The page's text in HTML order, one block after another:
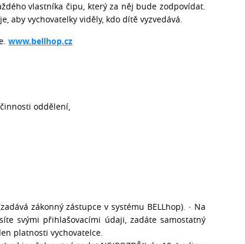
vlastníka čipu, který za něj bude zodpovídat.
aby vychovatelky viděly, kdo dítě vyzvedává.
www.bellhop.cz
oddělení,
zákonný zástupce v systému BELLhop). · Na
svými přihlašovacími údaji, zadáte samostatný
platnosti vychovatelce.